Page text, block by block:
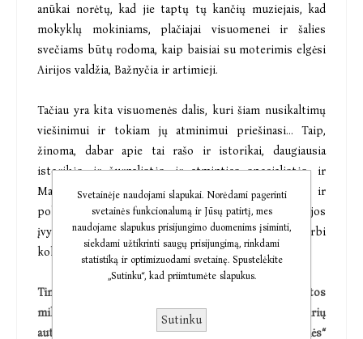
anūkai norėtų, kad jie taptų tų kančių muziejais, kad
mokyklų mokiniams, plačiajai visuomenei ir šalies
svečiams būtų rodoma, kaip baisiai su moterimis elgėsi
Airijos valdžia, Bažnyčia ir artimieji.
Tačiau yra kita visuomenės dalis, kuri šiam nusikaltimų
viešinimui ir tokiam jų atminimui priešinasi... Taip,
žinoma, dabar apie tai rašo ir istorikai, daugiausia
istorikės, ir žurnalistės, ir atminties specialistės, ir
Magdalenos skalbyklų aukos, jų vaikai, politikai ir
politikės, taip pat rašytojos. Tai, kaip šie istorijos
įvykiai įsivaizduojami ir vaizduojami, yra ypač svarbi
kolektyvinės trauminės atminties kūrimo dalis.
Tinklalaidėje „Perskaitymai“ kalbėdama apie kitos
milžiniško populiarumo sulaukusios šiuolaikinės airių
autorės Sally Rooney romaną „Normalūs žmonės“
Svetainėje naudojami slapukai. Norėdami pagerinti
svetainės funkcionalumą ir Jūsų patirtį, mes
naudojame slapukus prisijungimo duomenims įsiminti,
siekdami užtikrinti saugų prisijungimą, rinkdami
statistiką ir optimizuodami svetainę. Spustelėkite
„Sutinku“, kad priimtumėte slapukus.
Sutinku